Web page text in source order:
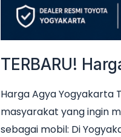
TERBARU!
Harga Agya Yogyakarta
masyarakat yang ingin
sebagai mobil: Di